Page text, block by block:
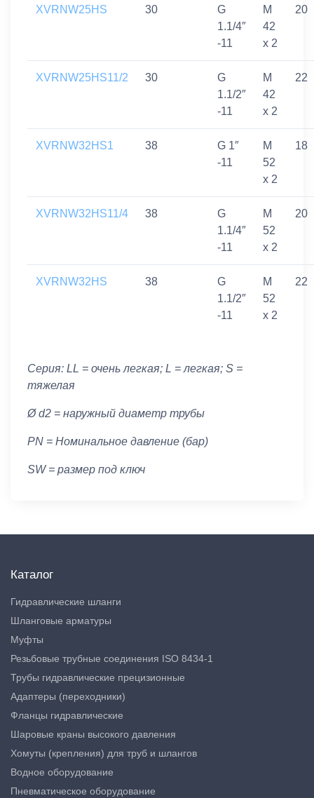
XVRNW25HS 30
G
1.1/4″
-11
M
42
x 2
20
XVRNW25HS11/2 30
G
1.1/2″
-11
M
42
x 2
22
XVRNW32HS1 38
G 1″
-11
M
52
x 2
18
XVRNW32HS11/4 38
G
1.1/4″
-11
M
52
x 2
20
XVRNW32HS 38
G
1.1/2″
-11
M
52
x 2
22
Серия: LL = очень легкая; L = легкая; S =
тяжелая
Ø d2 = наружный диаметр трубы
PN = Номинальное давление (бар)
SW = размер под ключ
Каталог
Гидравлические шланги
Шланговые арматуры
Муфты
Резьбовые трубные соединения ISO 8434-1
Трубы гидравлические прецизионные
Адаптеры (переходники)
Фланцы гидравлические
Шаровые краны высокого давления
Хомуты (крепления) для труб и шлангов
Водное оборудование
Пневматическое оборудование